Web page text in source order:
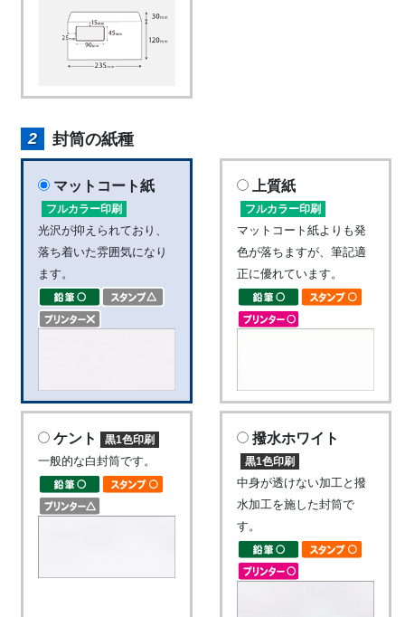
封筒の紙種
マットコート紙
フルカラー印刷
光沢が抑えられており、
落ち着いた雰囲気になり
ます。
上質紙
フルカラー印刷
マットコート紙よりも発
色が落ちますが、筆記適
正に優れています。
ケント 黒1色印刷
一般的な白封筒です。
撥水ホワイト
黒1色印刷
中身が透けない加工と撥
水加工を施した封筒で
す。